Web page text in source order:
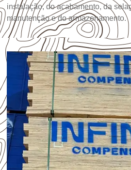
instalação, do acabamento, da
manutenção e do armazenamento.